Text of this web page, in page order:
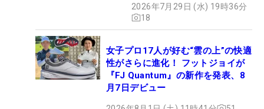
2026年7月29日 (水) 19時36分
18
女子プロ17人が好む“雲の上”の快適
性がさらに進化！ フットジョイが
『FJ Quantum』の新作を発表、8
月7日デビュー